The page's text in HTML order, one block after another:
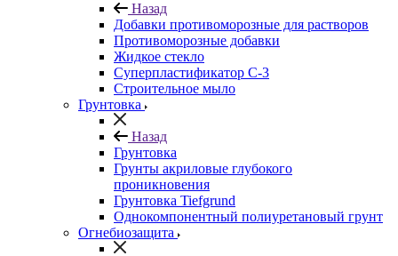
Назад
Добавки противоморозные для растворов
Противоморозные добавки
Жидкое стекло
Суперпластификатор С-3
Строительное мыло
Грунтовка
Назад
Грунтовка
Грунты акриловые глубокого
проникновения
Грунтовка Tiefgrund
Однокомпонентный полиуретановый грунт
Огнебиозащита